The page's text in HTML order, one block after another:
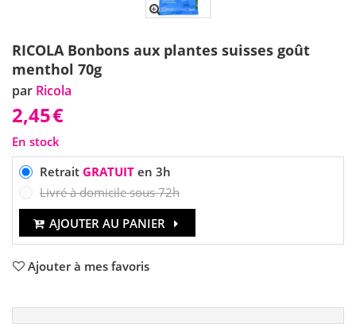
RICOLA Bonbons aux plantes suisses goût
menthol 70g
par Ricola
2,45€
En stock
Retrait GRATUITen 3h
Livré à domicile sous 72h
AJOUTER AU PANIER
Ajouter à mes favoris